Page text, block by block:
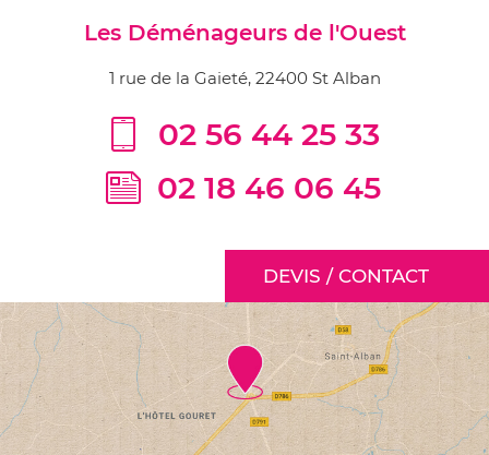
Les Déménageurs de l'Ouest
1 rue de la Gaieté, 22400 St Alban
02 56 44 25 33
02 18 46 06 45
DEVIS / CONTACT